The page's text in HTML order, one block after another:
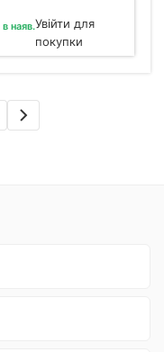
в наяв.Увійти для
покупки